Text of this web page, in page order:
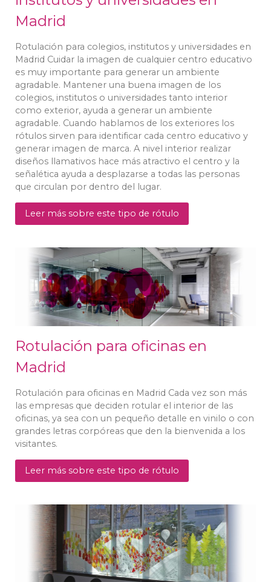
Madrid
Rotulación para colegios, institutos y universidades en
Madrid Cuidar la imagen de cualquier centro educativo
es muy importante para generar un ambiente
agradable. Mantener una buena imagen de los
colegios, institutos o universidades tanto interior
como exterior, ayuda a generar un ambiente
agradable. Cuando hablamos de los exteriores los
rótulos sirven para identificar cada centro educativo y
generar imagen de marca. A nivel interior realizar
diseños llamativos hace más atractivo el centro y la
señalética ayuda a desplazarse a todas las personas
que circulan por dentro del lugar.
Leer más sobre este tipo de rótulo
Rotulación para oficinas en
Madrid
Rotulación para oficinas en Madrid Cada vez son más
las empresas que deciden rotular el interior de las
oficinas, ya sea con un pequeño detalle en vinilo o con
grandes letras corpóreas que den la bienvenida a los
visitantes.
Leer más sobre este tipo de rótulo